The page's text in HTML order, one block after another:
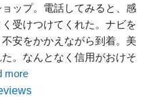
ップ。電話してみると、感
受けつけてくれた。ナビを
安をかかえながら到着。美
。なんとなく信用がおけそ
more